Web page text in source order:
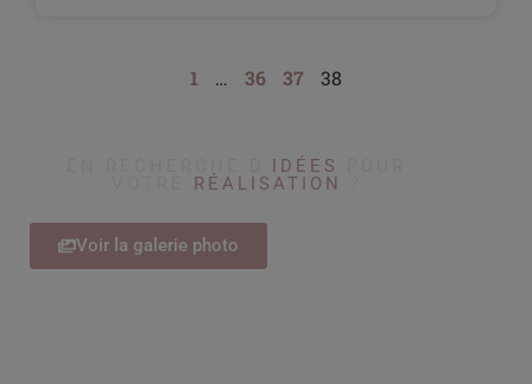
1 … 36 37 38
IDÉES
RÉALISATION
Voir la galerie photo